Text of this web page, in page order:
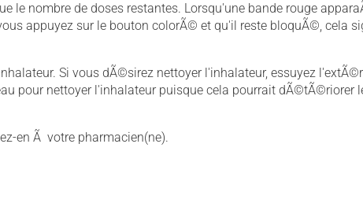
le nombre de doses restantes. Lorsqu'une bande rouge
appuyez sur le bouton colorÃ© et qu'il reste bloquÃ©, cela
Si vous dÃ©sirez nettoyer l'inhalateur, essuyez
pour nettoyer l'inhalateur puisque cela pourrait dÃ©tÃ©riorer
en Ã votre pharmacien(ne).